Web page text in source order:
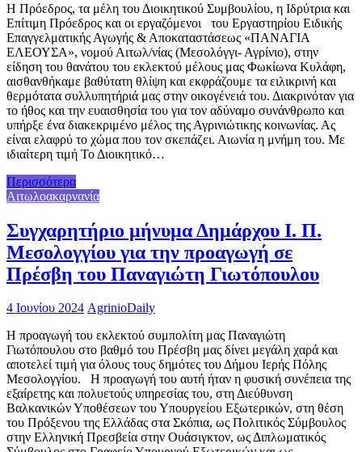
Η Πρόεδρος, τα μέλη του Διοικητικού Συμβουλίου, η Ιδρύτρια και
Επίτιμη Πρόεδρος και οι εργαζόμενοι του Εργαστηρίου Ειδικής
Επαγγελματικής Αγωγής & Αποκαταστάσεως «ΠΑΝΑΓΙΑ
ΕΛΕΟΥΣΑ», νομού Αιτωλ/νίας (Μεσολόγγι- Αγρίνιο), στην
είδηση του θανάτου του εκλεκτού μέλους μας Φωκίωνα Κυλάφη,
αισθανθήκαμε βαθύτατη θλίψη και εκφράζουμε τα ειλικρινή και
θερμότατα συλλυπητήριά μας στην οικογένειά του. Διακρινόταν για
το ήθος και την ευαισθησία του για τον αδύναμο συνάνθρωπο και
υπήρξε ένα διακεκριμένο μέλος της Αγρινιώτικης κοινωνίας. Ας
είναι ελαφρύ το χώμα που τον σκεπάζει. Αιωνία η μνήμη του. Με
ιδιαίτερη τιμή Το Διοικητικό…
Περισσότερα
Αιτωλοακαρνανία
Συγχαρητήριο μήνυμα Δημάρχου Ι. Π.
Μεσολογγίου για την προαγωγή σε
Πρέσβη του Παναγιώτη Γιωτόπουλου
4 Ιουνίου 2024 AgrinioDaily
Η προαγωγή του εκλεκτού συμπολίτη μας Παναγιώτη
Γιωτόπουλου στο βαθμό του Πρέσβη μας δίνει μεγάλη χαρά και
αποτελεί τιμή για όλους τους δημότες του Δήμου Ιερής Πόλης
Μεσολογγίου. Η προαγωγή του αυτή ήταν η φυσική συνέπεια της
εξαίρετης και πολυετούς υπηρεσίας του, στη Διεύθυνση
Βαλκανικών Υποθέσεων του Υπουργείου Εξωτερικών, στη θέση
του Πρόξενου της Ελλάδας στα Σκόπια, ως Πολιτικός Σύμβουλος
στην Ελληνική Πρεσβεία στην Ουάσιγκτον, ως Διπλωματικός